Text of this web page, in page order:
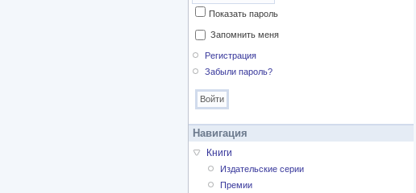
Показать пароль
Запомнить меня
Регистрация
Забыли пароль?
Навигация
Книги
Издательские серии
Премии